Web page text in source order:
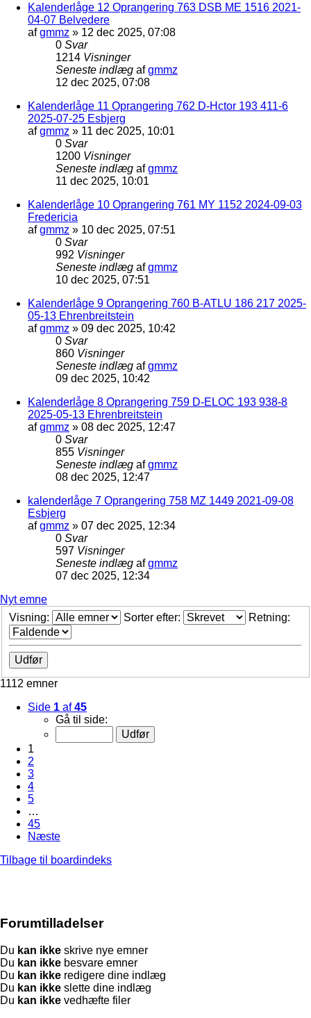
Kalenderlåge 12 Oprangering 763 DSB ME 1516 2021-
04-07 Belvedere
afgmmz » 12 dec 2025, 07:08
0 Svar
1214 Visninger
Seneste indlæg afgmmz
12 dec 2025, 07:08
Kalenderlåge 11 Oprangering 762 D-Hctor 193 411-6
2025-07-25 Esbjerg
afgmmz » 11 dec 2025, 10:01
0 Svar
1200 Visninger
Seneste indlæg afgmmz
11 dec 2025, 10:01
Kalenderlåge 10 Oprangering 761 MY 1152 2024-09-03
Fredericia
afgmmz » 10 dec 2025, 07:51
0 Svar
992 Visninger
Seneste indlæg afgmmz
10 dec 2025, 07:51
Kalenderlåge 9 Oprangering 760 B-ATLU 186 217 2025-
05-13 Ehrenbreitstein
afgmmz » 09 dec 2025, 10:42
0 Svar
860 Visninger
Seneste indlæg afgmmz
09 dec 2025, 10:42
Kalenderlåge 8 Oprangering 759 D-ELOC 193 938-8
2025-05-13 Ehrenbreitstein
afgmmz » 08 dec 2025, 12:47
0 Svar
855 Visninger
Seneste indlæg afgmmz
08 dec 2025, 12:47
kalenderlåge 7 Oprangering 758 MZ 1449 2021-09-08
Esbjerg
afgmmz » 07 dec 2025, 12:34
0 Svar
597 Visninger
Seneste indlæg afgmmz
07 dec 2025, 12:34
Nyt emne
Visning:
Sorter efter: Retning:
1112 emner
Side 1 af45
Gå til side:
1
2
3
4
5
…
45
Næste
Tilbage til boardindeks
Forumtilladelser
Du kan ikke skrive nye emner
Du kan ikke besvare emner
Du kan ikke redigere dine indlæg
Du kan ikke slette dine indlæg
Du kan ikke vedhæfte filer